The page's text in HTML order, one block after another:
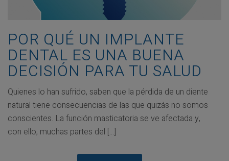
POR QUÉ UN IMPLANTE
DENTAL ES UNA BUENA
DECISIÓN PARA TU SALUD
Quienes lo han sufrido, saben que la pérdida de un diente
natural tiene consecuencias de las que quizás no somos
conscientes. La función masticatoria se ve afectada y,
con ello, muchas partes del [...]